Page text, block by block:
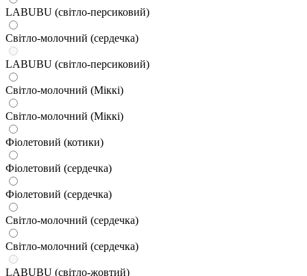
LABUBU (світло-персиковий)
Світло-молочний (сердечка)
LABUBU (світло-персиковий)
Світло-молочний (Міккі)
Світло-молочний (Міккі)
Фіолетовий (котики)
Фіолетовий (сердечка)
Фіолетовий (сердечка)
Світло-молочний (сердечка)
Світло-молочний (сердечка)
LABUBU (світло-жовтий)